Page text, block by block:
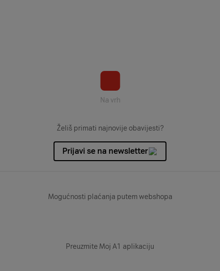
Na vrh
Želiš primati najnovije obavijesti?
Prijavi se na newsletter
Mogućnosti plaćanja putem webshopa
Preuzmite Moj A1 aplikaciju